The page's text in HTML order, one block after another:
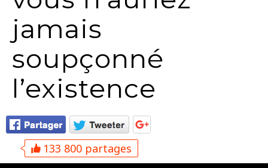
jamais
soupçonné
l’existence
133 800 partages